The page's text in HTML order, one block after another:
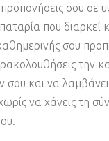
προπονήσεις σου σε
που διαρκεί
σου
την
και να
να χάνεις τη